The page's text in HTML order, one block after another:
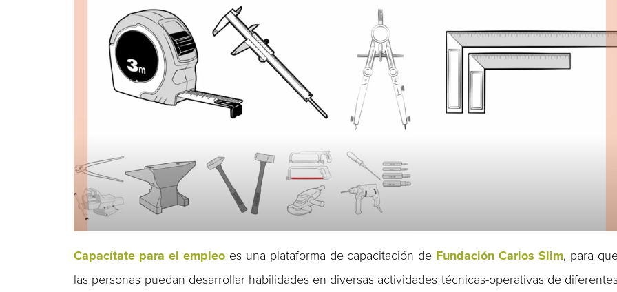
Capacítate para el empleoes una plataforma de capacitación de Fundación Carlos Slim, para
las personas puedan desarrollar habilidades en diversas actividades técnicas-operativas de